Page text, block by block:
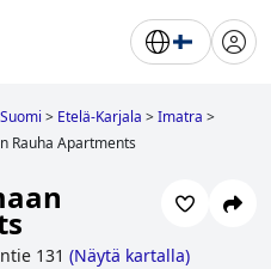
> Etelä-Karjala >Imatra >
Rauha Apartments
131 (Näytä kartalla)